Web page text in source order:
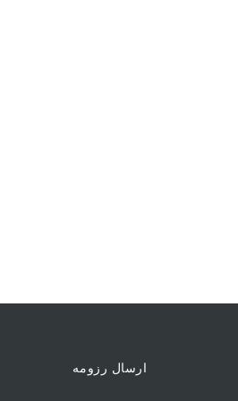
ارسال رزومه